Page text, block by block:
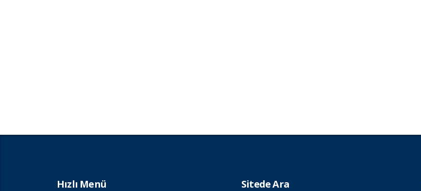
Hızlı Menü Sitede Ara